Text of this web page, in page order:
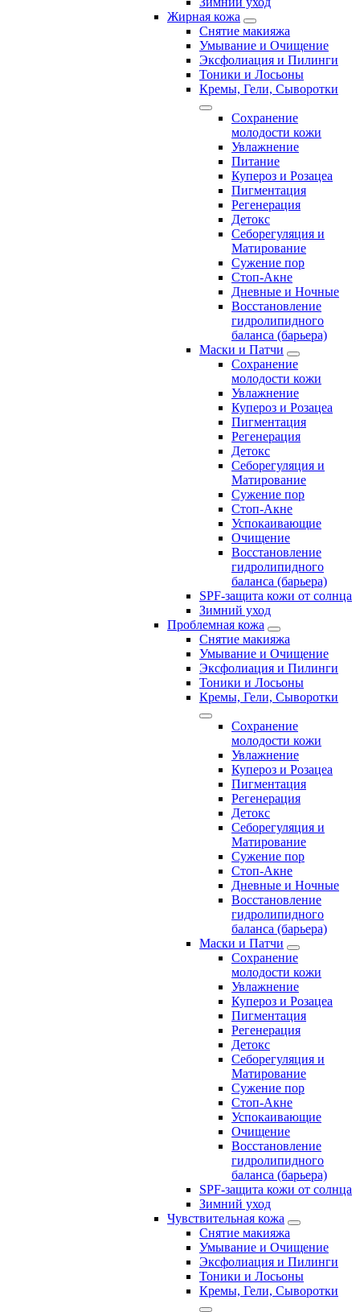
Жирная кожа
Снятие макияжа
Умывание и Очищение
Эксфолиация и Пилинги
Тоники и Лосьоны
Кремы, Гели, Сыворотки
Сохранение
молодости кожи
Увлажнение
Питание
Купероз и Розацеа
Пигментация
Регенерация
Детокс
Себорегуляция и
Матирование
Сужение пор
Стоп-Акне
Дневные и Ночные
Восстановление
гидролипидного
баланса (барьера)
Маски и Патчи
Сохранение
молодости кожи
Увлажнение
Купероз и Розацеа
Пигментация
Регенерация
Детокс
Себорегуляция и
Матирование
Сужение пор
Стоп-Акне
Успокаивающие
Очищение
Восстановление
гидролипидного
баланса (барьера)
SPF-защита кожи от солнца
Зимний уход
Проблемная кожа
Снятие макияжа
Умывание и Очищение
Эксфолиация и Пилинги
Тоники и Лосьоны
Кремы, Гели, Сыворотки
Сохранение
молодости кожи
Увлажнение
Купероз и Розацеа
Пигментация
Регенерация
Детокс
Себорегуляция и
Матирование
Сужение пор
Стоп-Акне
Дневные и Ночные
Восстановление
гидролипидного
баланса (барьера)
Маски и Патчи
Сохранение
молодости кожи
Увлажнение
Купероз и Розацеа
Пигментация
Регенерация
Детокс
Себорегуляция и
Матирование
Сужение пор
Стоп-Акне
Успокаивающие
Очищение
Восстановление
гидролипидного
баланса (барьера)
SPF-защита кожи от солнца
Зимний уход
Чувствительная кожа
Снятие макияжа
Умывание и Очищение
Эксфолиация и Пилинги
Тоники и Лосьоны
Кремы, Гели, Сыворотки